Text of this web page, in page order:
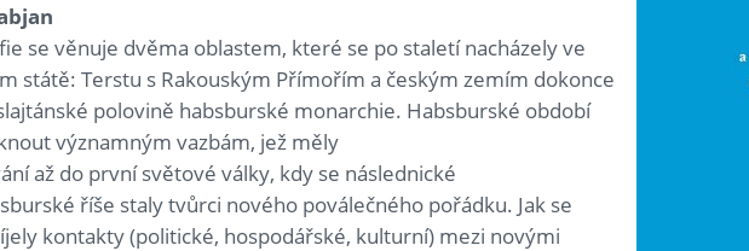
se věnuje dvěma oblastem, které se po staletí nacházely ve
státě: Terstu s Rakouským Přímořím a českým zemím dokonce
polovině habsburské monarchie. Habsburské období
významným vazbám, jež měly
až do první světové války, kdy se následnické
říše staly tvůrci nového poválečného pořádku. Jak se
kontakty (politické, hospodářské, kulturní) mezi novými